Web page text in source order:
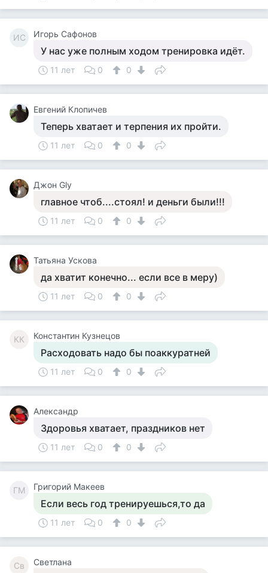
ИС Игорь Сафонов
У нас уже полным ходом тренировка идёт.
11 лет 0 0
Евгений Клопичев
Теперь хватает и терпения их пройти.
11 лет 0 0
Джон Gly
главное чтоб....стоял! и деньги были!!!
11 лет 0 0
Татьяна Ускова
да хватит конечно... если все в меру)
11 лет 0 0
КК Константин Кузнецов
Расходовать надо бы поаккуратней
11 лет 0 0
Александр
Здоровья хватает, праздников нет
11 лет 0 0
ГМ Григорий Макеев
Если весь год тренируешься,то да
11 лет 0 0
Св Светлана